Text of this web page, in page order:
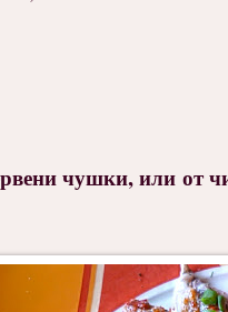
чушки, или от